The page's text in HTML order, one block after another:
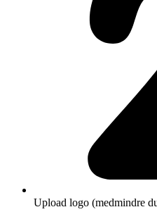
Upload logo (medmindre